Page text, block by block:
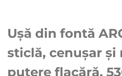
Ușă din fontă
sticlă, cenușar și
putere flacără,